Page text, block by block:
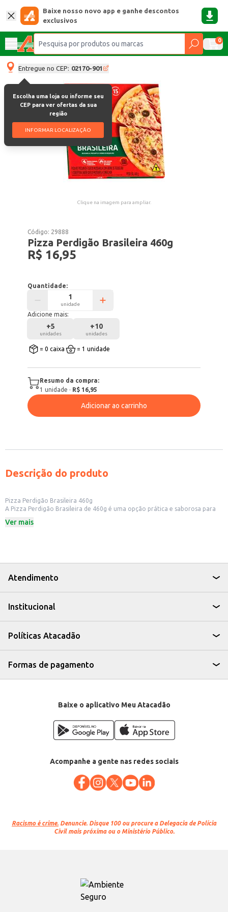
Baixe nosso novo app e ganhe descontos
exclusivos
0
Entregue no CEP: 02170-901
Escolha uma loja ou informe seu
CEP para ver ofertas da sua
região
INFORMAR LOCALIZAÇÃO
Clique na imagem para ampliar.
Código: 29888
Pizza Perdigão Brasileira 460g
R$ 16,95
Quantidade:
unidade
Adicione mais:
+5
unidades
+10
unidades
= 0 caixa = 1 unidade
Resumo da compra:
1 unidade · R$ 16,95
Adicionar ao carrinho
Descrição do produto
Pizza Perdigão Brasileira 460g
A Pizza Perdigão Brasileira de 460g é uma opção prática e saborosa para
seja para um jantar em família, um lanche com amigos ou para atender a
Ideal para preparar em fornos domésticos ou industriais.
Excelente para lanchonetes e bares que desejam oferecer um cardápio
variado.
Ver mais
Atendimento
Institucional
Políticas Atacadão
Formas de pagamento
Baixe o aplicativo Meu Atacadão
Acompanhe a gente nas redes sociais
Racismo é crime. Denuncie. Disque 100 ou procure a Delegacia de Polícia
Civil mais próxima ou o Ministério Público.